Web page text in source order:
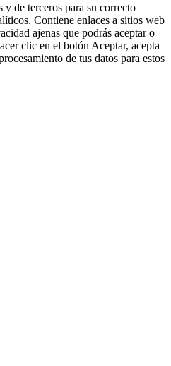
de terceros para su correcto
Contiene enlaces a sitios web
ajenas que podrás aceptar o
clic en el botón Aceptar, acepta
de tus datos para estos